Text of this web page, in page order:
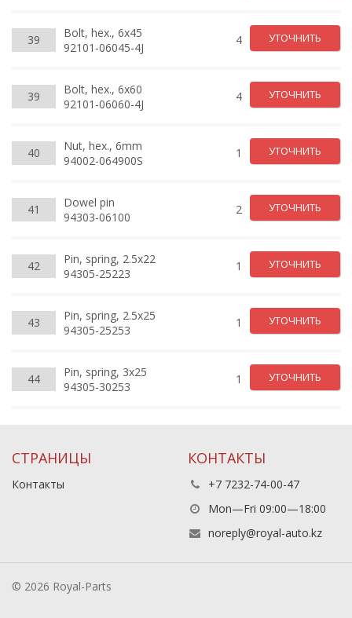
39
Bolt, hex., 6x45
92101-06045-4J
4 УТОЧНИТЬ
39
Bolt, hex., 6x60
92101-06060-4J
4 УТОЧНИТЬ
40
Nut, hex., 6mm
94002-064900S
1 УТОЧНИТЬ
41
Dowel pin
94303-06100
2 УТОЧНИТЬ
42
Pin, spring, 2.5x22
94305-25223
1 УТОЧНИТЬ
43
Pin, spring, 2.5x25
94305-25253
1 УТОЧНИТЬ
44
Pin, spring, 3x25
94305-30253
1 УТОЧНИТЬ
СТРАНИЦЫ
Контакты
КОНТАКТЫ
+7 7232-74-00-47
Mon—Fri 09:00—18:00
noreply@royal-auto.kz
© 2026 Royal-Parts